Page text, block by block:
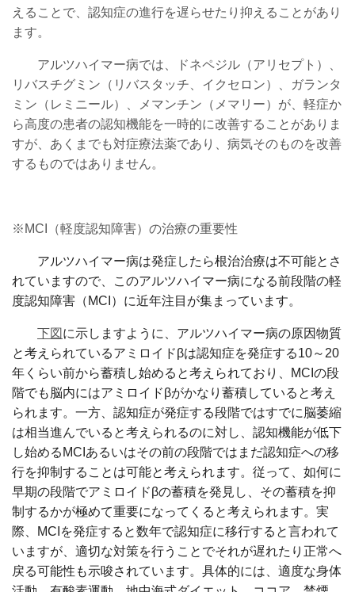
えることで、認知症の進行を遅らせたり抑えることがあり
ます。
アルツハイマー病では、 ドネペジル （アリセプト ）、
リバスチグミン（リバスタッチ、イクセロン）、ガランタ
ミン（レミニール）、メマンチン（メマリー）が、軽症か
ら高度の患者の認知機能を一時的に改善することがありま
すが、あくまでも対症療法薬であり、病気そのものを改善
するものではありません。
※MCI（軽度認知障害）の治療の重要性
アルツハイマー病は発症したら根治治療は不可能とさ
れていますので、このアルツハイマー病になる前段階の軽
度認知障害（MCI）に近年注目が集まっています。
下図 に示しますように、アルツハイマー病の原因物質
と考えられているアミロイドβは認知症を発症する10～20
年くらい前から蓄積し始めると考えられており、MCIの段
階でも脳内にはアミロイドβがかなり蓄積していると考え
られます。一方、認知症が発症する段階ではすでに脳萎縮
は相当進んでいると考えられるのに対し、認知機能が低下
し始めるMCIあるいはその前の段階ではまだ認知症への移
行を抑制することは可能と考えられます。従って、如何に
早期の段階でアミロイドβの蓄積を発見し、その蓄積を抑
制するかが極めて重要になってくると考えられます。実
際、MCIを発症すると数年で認知症に移行すると言われて
いますが、適切な対策を行うことでそれが遅れたり正常へ
戻る可能性も示唆されています。具体的には、適度な身体